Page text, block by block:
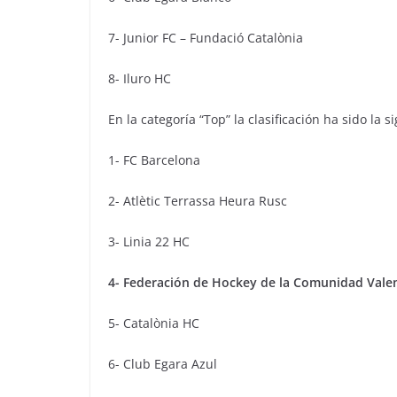
7- Junior FC – Fundació Catalònia
8- Iluro HC
En la categoría “Top” la clasificación ha sido la
1- FC Barcelona
2- Atlètic Terrassa Heura Rusc
3- Linia 22 HC
4- Federación de Hockey de la Comunidad
5- Catalònia HC
6- Club Egara Azul